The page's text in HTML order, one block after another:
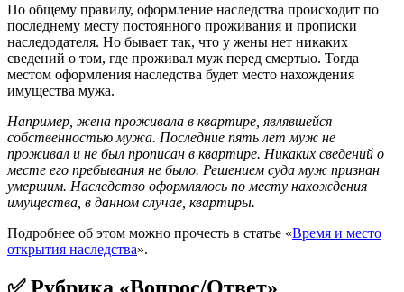
По общему правилу, оформление наследства происходит по
последнему месту постоянного проживания и прописки
наследодателя. Но бывает так, что у жены нет никаких
сведений о том, где проживал муж перед смертью. Тогда
местом оформления наследства будет место нахождения
имущества мужа.
Например, жена проживала в квартире, являвшейся
собственностью мужа. Последние пять лет муж не
проживал и не был прописан в квартире. Никаких сведений о
месте его пребывания не было. Решением суда муж признан
умершим. Наследство оформлялось по месту нахождения
имущества, в данном случае, квартиры.
Подробнее об этом можно прочесть в статье «Время и место
открытия наследства».